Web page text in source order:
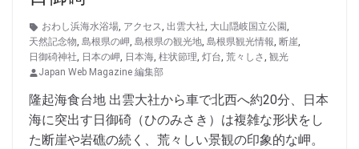
おわし浜海水浴場, アクセス, 出雲大社, 大山隠岐国立公園,
天然記念物, 島根県の岬, 島根県の観光地, 島根県観光情報, 断崖,
日御碕神社, 日本の岬, 日本海, 柱状節理, 灯台, 荒々しさ, 観光
Japan Web Magazine 編集部
隆起海食台地 出雲大社から車で北西へ約20分、日本
海に突出す日御碕（ひのみさき）は複雑な形状をし
た断崖や岩礁の続く、荒々しい景観の印象的な岬。